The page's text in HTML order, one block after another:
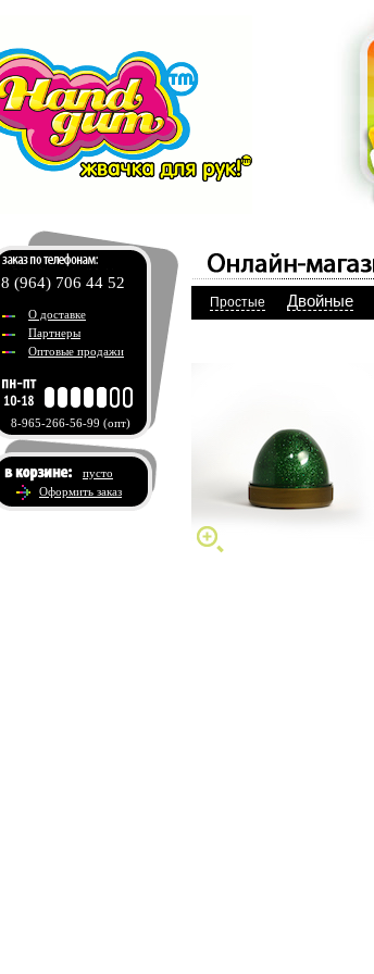
О доставке
Партнеры
Оптовые продажи
пусто
Оформить заказ
8 (964) 706 44 52
8-965-266-56-99 (опт)
Простые Двойные